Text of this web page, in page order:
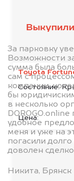
Toyota
Состояние:
Цена:
За парковку
Возможности
сумма была
сам с
компании,
бы
в несколько
удобное
меня и уже на
погасили
доволен
Никита, Брянск